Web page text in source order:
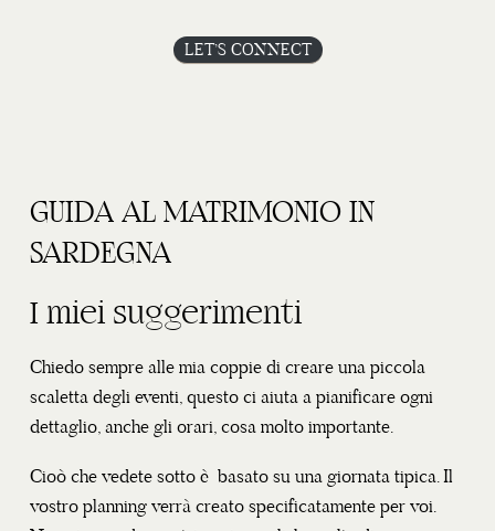
LET’S CONNECT
GUIDA AL MATRIMONIO IN
SARDEGNA
I miei suggerimenti
Chiedo sempre alle mia coppie di creare una piccola
scaletta degli eventi, questo ci aiuta a pianificare ogni
dettaglio, anche gli orari, cosa molto importante.
Cioò che vedete sotto è basato su una giornata tipica. Il
vostro planning verrà creato specificatamente per voi.